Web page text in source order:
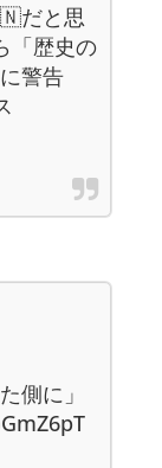
だと思
「歴史の
警告
側に」